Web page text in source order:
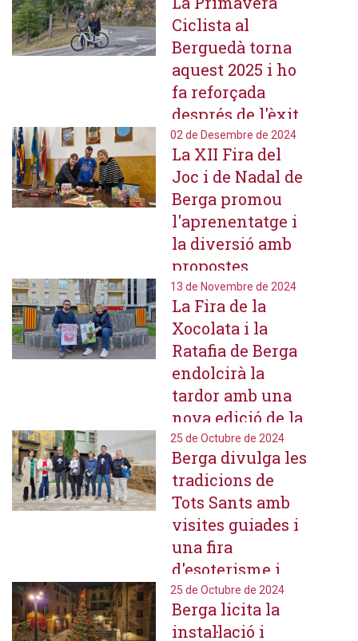
de Sant Jordi
2025
Ciclista al
Berguedà torna
aquest 2025 i ho
fa reforçada
després de l'èxit
de l'any passat
02 de Desembre de 2024
La XII Fira del
Joc i de Nadal de
Berga promou
l'aprenentatge i
la diversió amb
propostes
lúdiques i
intergeneracionals
13 de Novembre de 2024
La Fira de la
Xocolata i la
Ratafia de Berga
endolcirà la
tardor amb una
nova edició de la
mostra el 30 de
novembre
25 de Octubre de 2024
Berga divulga les
tradicions de
Tots Sants amb
visites guiades i
una fira
d'esoterisme i
antiguitats al cor
del barri vell
25 de Octubre de 2024
Berga licita la
instal·lació i